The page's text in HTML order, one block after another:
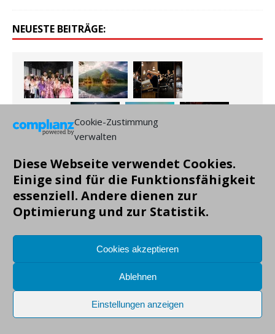
Cookie-Zustimmung
verwalten
Diese Webseite verwendet Cookies.
Einige sind für die Funktionsfähigkeit
essenziell. Andere dienen zur
Optimierung und zur Statistik.
Cookies akzeptieren
Ablehnen
Einstellungen anzeigen
NEUESTE BEITRÄGE: